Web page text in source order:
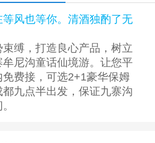
风也等你。清酒独酌了无
缚，打造良心产品，树立
尼沟童话仙境游。让您平
费接，可选2+1豪华保姆
九点半出发，保证九寨沟